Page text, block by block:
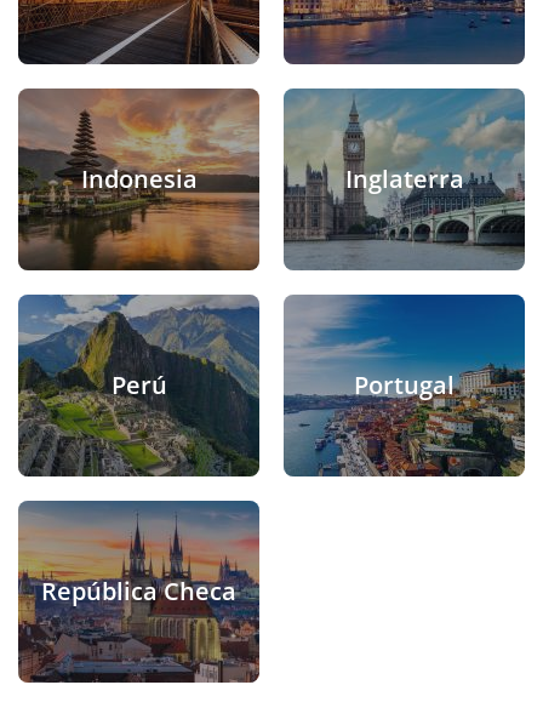
Indonesia Inglaterra
Perú Portugal
República Checa